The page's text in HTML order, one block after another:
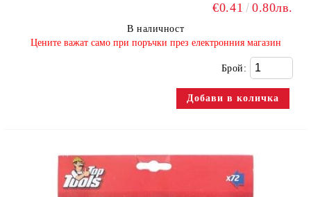
€0.41 0.80лв.
В наличност
​Цените важат само при поръчки през електронния магазин
Брой: